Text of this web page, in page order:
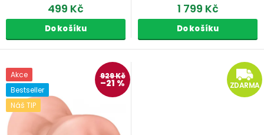
499 Kč
Do košíku
1 799 Kč
Do košíku
Akce
Bestseller
Náš TIP
929 Kč
–21 % ZDARMA